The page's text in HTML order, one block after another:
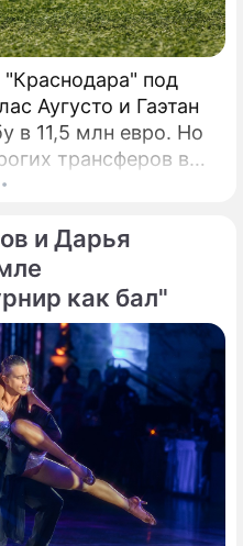
Совета
года объединил 15
этого года
в Китае (г.
под
Аугусто и Гаэтан
в 11,5 млн евро. Но
трансферов в
даже не попали.
внушительные
и Дарья
как бал"